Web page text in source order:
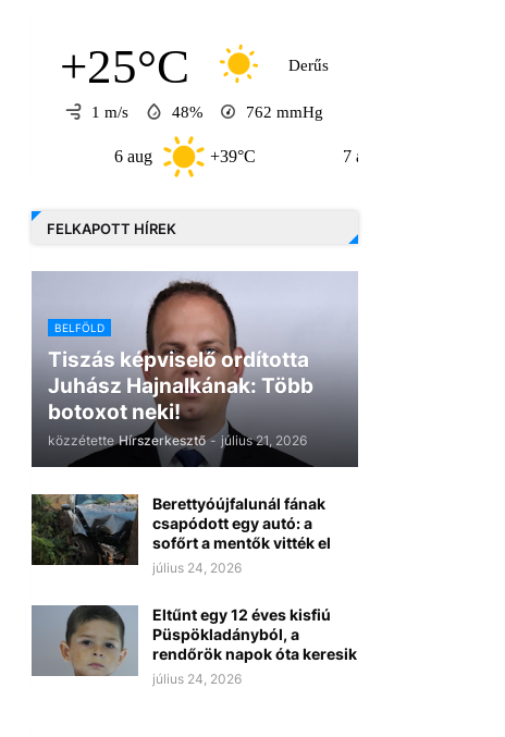
+25°C Derűs
1 m/s 48% 762 mmHg
+39°C
FELKAPOTT HÍREK
BELFÖLD
Tiszás képviselő ordította
Juhász Hajnalkának: Több
botoxot neki!
közzétette Hírszerkesztő - július 21, 2026
Berettyóújfalunál fának
csapódott egy autó: a
sofőrt a mentők vitték el
július 24, 2026
Eltűnt egy 12 éves kisfiú
Püspökladányból, a
rendőrök napok óta keresik
július 24, 2026